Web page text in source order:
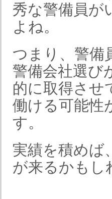
秀な警備員が
よね。
つまり、警備
警備会社選び
的に取得させ
働ける可能性
す。
実績を積めば
が来るかもし